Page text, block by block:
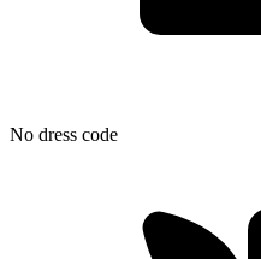
No dress code